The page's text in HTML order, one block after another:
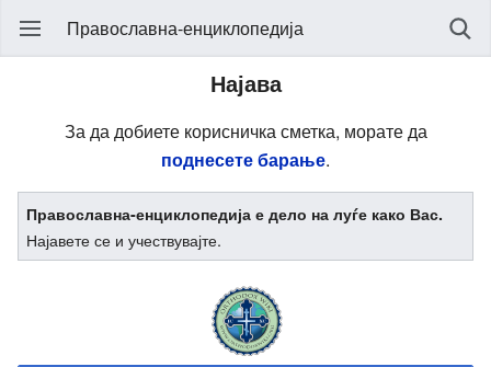
Православна-енциклопедија
Најава
За да добиете корисничка сметка, морате да
поднесете барање.
Православна-енциклопедија е дело на луѓе како Вас.
Најавете се и учествувајте.